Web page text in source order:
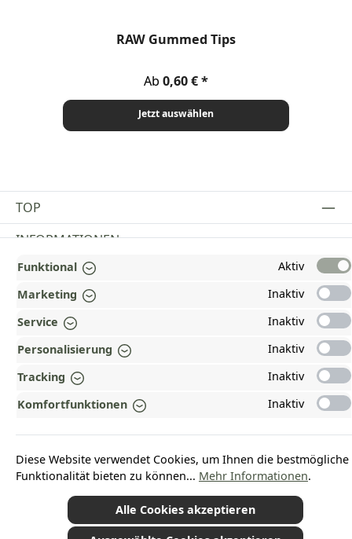
RAW Gummed Tips
Regulärer Preis:
Ab 0,60 €
Jetzt auswählen
TOP
Vertrag widerrufen
INFORMATIONEN
GESETZLICHE INFORMATIONEN
ZAHLUNGS- UND VERSANDARTEN
WARUM HEAD-SHOP.DE?
UNSERE COMMUNITIES
*Alle Preise inkl. gesetzl. Mehrwertsteuer zzgl.Versandkostenund ggf.
Funktional
Aktiv
Marketing
Inaktiv
Service
Inaktiv
Personalisierung
Inaktiv
Tracking
Inaktiv
Komfortfunktionen
Inaktiv
Diese Website verwendet Cookies, um Ihnen die bestmögliche
Funktionalität bieten zu können... Mehr Informationen.
Alle Cookies akzeptieren